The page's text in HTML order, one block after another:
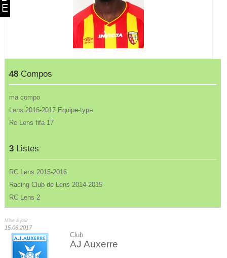
48 Compos
ma compo
Lens 2016-2017 Equipe-type
Rc Lens fifa 17
3 Listes
RC Lens 2015-2016
Racing Club de Lens 2014-2015
RC Lens 2
Mise à jour :
15.06.2017
Club
AJ Auxerre